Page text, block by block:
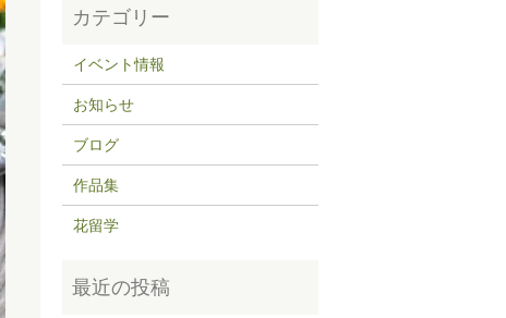
イベント情報
お知らせ
ブログ
作品集
花留学